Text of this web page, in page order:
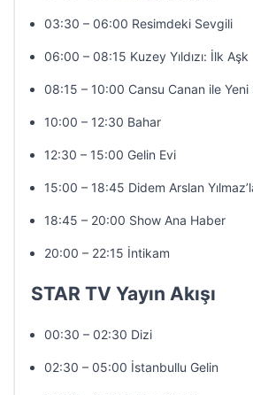
03:30 – 06:00 Resimdeki Sevgili
06:00 – 08:15 Kuzey Yıldızı: İlk Aşk
08:15 – 10:00 Cansu Canan ile Yeni
10:00 – 12:30 Bahar
12:30 – 15:00 Gelin Evi
15:00 – 18:45 Didem Arslan
18:45 – 20:00 Show Ana Haber
20:00 – 22:15 İntikam
STAR TV Yayın Akışı
00:30 – 02:30 Dizi
02:30 – 05:00 İstanbullu Gelin